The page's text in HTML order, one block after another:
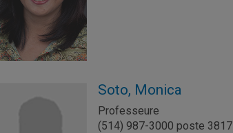
Soto, Monica
Professeure
(514) 987-3000 poste 3817